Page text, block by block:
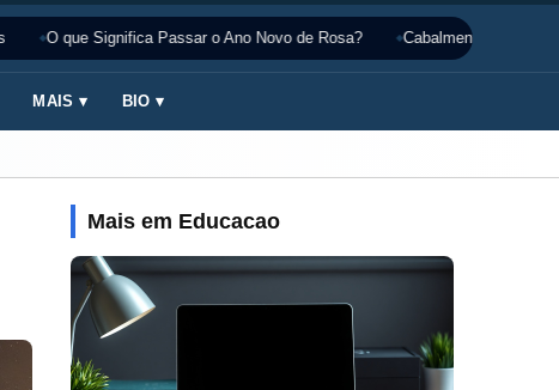
O que Significa Passar o Ano Novo de Rosa? Cabalmente
MAIS ▾ BIO ▾
Mais em Educacao